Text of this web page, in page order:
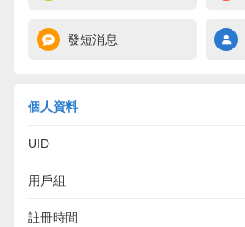
發短消息
個人資料
UID
用戶組
註冊時間